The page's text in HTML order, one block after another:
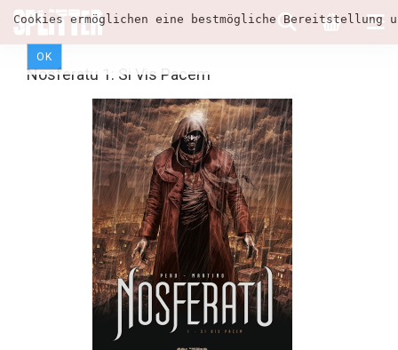
Cookies ermöglichen eine bestmögliche
OK
Nosferatu 1: Si Vis Pacem